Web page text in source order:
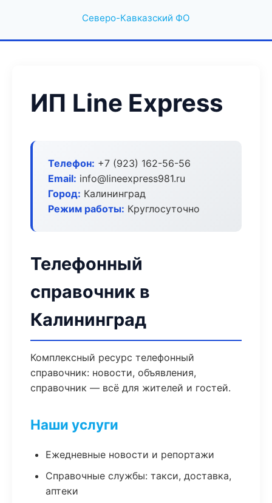
Северо-Кавказский ФО
ИП Line Express
Телефон: +7 (923) 162-56-56
Email: info@lineexpress981.ru
Город: Калининград
Режим работы: Круглосуточно
Телефонный
справочник в
Калининград
Комплексный ресурс телефонный
справочник: новости, объявления,
справочник — всё для жителей и гостей.
Наши услуги
Ежедневные новости и репортажи
Справочные службы: такси, доставка,
аптеки